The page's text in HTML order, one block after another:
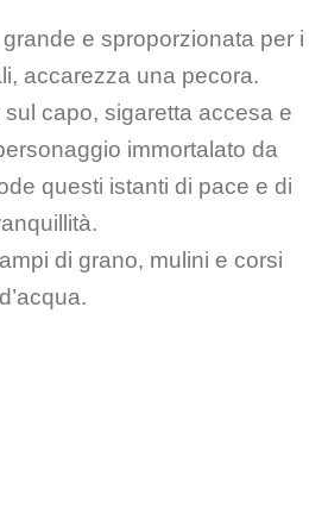
e sproporzionata per i
accarezza una pecora.
capo, sigaretta accesa e
immortalato da
questi istanti di pace e di
di grano, mulini e corsi
d’acqua.